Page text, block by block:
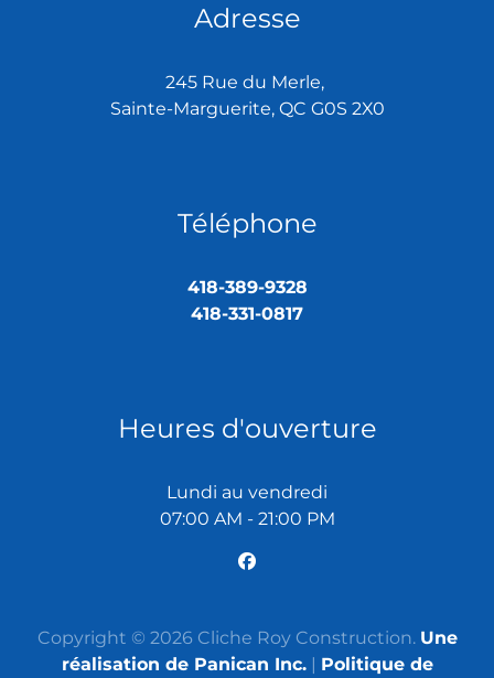
Adresse
245 Rue du Merle,
Sainte-Marguerite, QC G0S 2X0
Téléphone
418-389-9328
418-331-0817
Heures d'ouverture
Lundi au vendredi
07:00 AM - 21:00 PM
Copyright © 2026 Cliche Roy Construction. Une
réalisation de Panican Inc.| Politique de